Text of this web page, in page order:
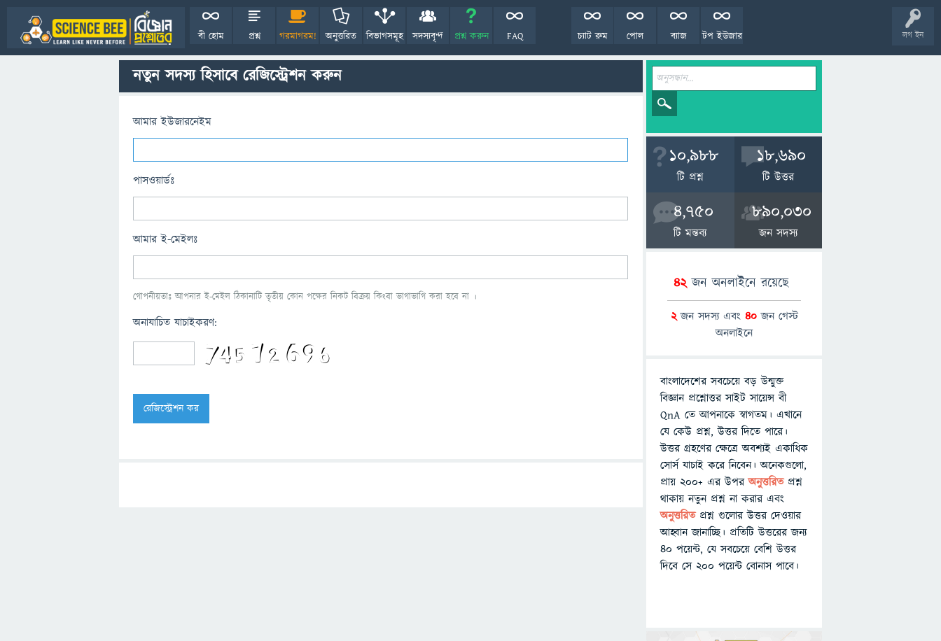
লগ ইন
বী হোম প্রশ্ন গরমাগরম! অনুত্তরিত বিভাগসমূহ সদস্যবৃন্দ প্রশ্ন করুন FAQ টপ ইউজার
ব্যাজ
পোল
চ্যাট রুম
নতুন সদস্য হিসাবে রেজিস্ট্রেশন করুন
আমার ইউজারনেইম
পাসওয়ার্ডঃ
আমার ই-মেইলঃ
গোপনীয়তাঃ আপনার ই-মেইল ঠিকানাটি তৃতীয় কোন পক্ষের নিকট বিক্রয় কিংবা ভাগাভাগি করা হবে না ।
অনাযাচিত যাচাইকরণ:
10,988
টি প্রশ্ন
18,690
টি উত্তর
4,750
টি মন্তব্য
890,030
জন সদস্য
42জন অনলাইনে রয়েছে
2জন সদস্য এবং 40জন গেস্ট
অনলাইনে
বাংলাদেশের সবচেয়ে বড় উন্মুক্ত
বিজ্ঞান প্রশ্নোত্তর সাইট সায়েন্স বী
QnA তে আপনাকে স্বাগতম। এখানে
যে কেউ প্রশ্ন, উত্তর দিতে পারে।
উত্তর গ্রহণের ক্ষেত্রে অবশ্যই একাধিক
সোর্স যাচাই করে নিবেন। অনেকগুলো,
প্রায় ২০০+ এর উপরঅনুত্তরিতপ্রশ্ন
থাকায় নতুন প্রশ্ন না করার এবং
অনুত্তরিত প্রশ্ন গুলোর উত্তর দেওয়ার
আহ্বান জানাচ্ছি। প্রতিটি উত্তরের জন্য
৪০ পয়েন্ট, যে সবচেয়ে বেশি উত্তর
দিবে সে ২০০ পয়েন্ট বোনাস পাবে।